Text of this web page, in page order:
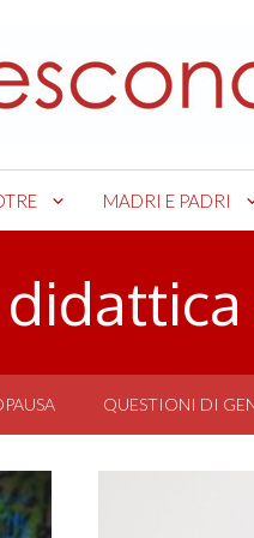
MADRI E PADRI
didattica
QUESTIONI DI